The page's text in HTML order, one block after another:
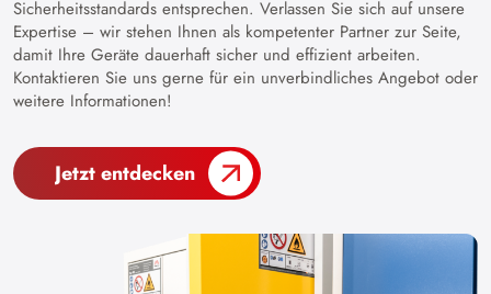
Sicherheitsstandards entsprechen. Verlassen Sie sich auf unsere
Expertise – wir stehen Ihnen als kompetenter Partner zur Seite,
damit Ihre Geräte dauerhaft sicher und effizient arbeiten.
Kontaktieren Sie uns gerne für ein unverbindliches Angebot oder
weitere Informationen!
Jetzt entdecken